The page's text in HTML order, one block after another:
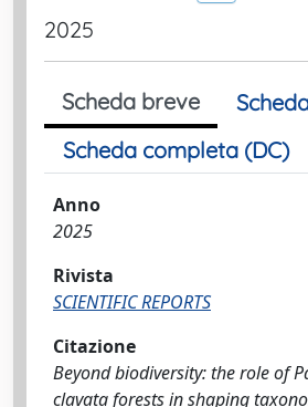
2025
Scheda breve
Scheda completa (DC)
Anno
2025
Rivista
SCIENTIFIC REPORTS
Citazione
Beyond biodiversity: the role of
clavata forests in shaping